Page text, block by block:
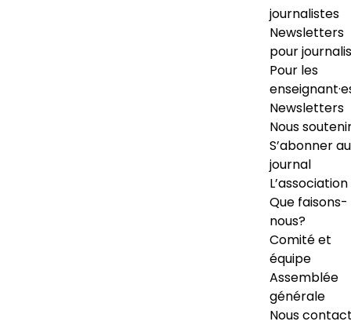
journalistes
Newsletters
pour
Pour les
Newsletters
Nous
S’abonner au
journal
L’association
Que faisons-
nous?
Comité et
équipe
Assemblée
générale
Nous